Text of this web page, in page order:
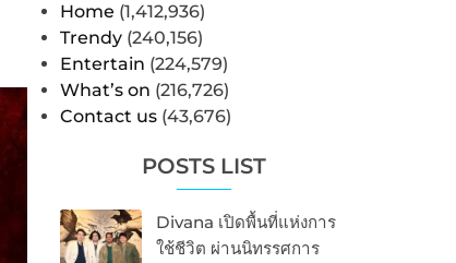
Home (1,412,936)
Trendy (240,156)
Entertain (224,579)
What’s on (216,726)
Contact us (43,676)
POSTS LIST
Divana เปิดพื้นที่แห่งการ
ใช้ชีวิต ผ่านนิทรรศการ